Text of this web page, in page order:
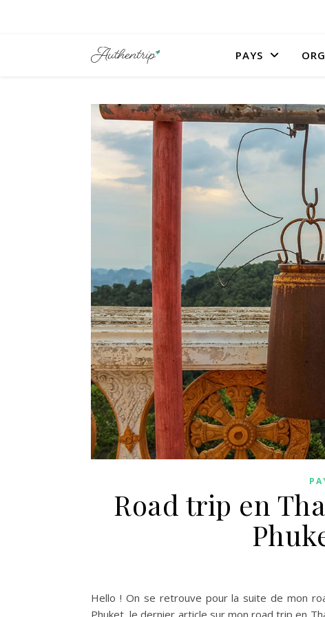
PAYS
Road trip en
Hello ! On se retrouve pour la suite de mon
Phuket, le dernier article sur mon road trip en